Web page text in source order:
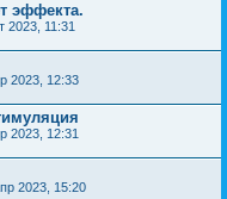
эффекта.
2023, 11:31
2023, 12:33
2023, 12:31
2023, 15:20